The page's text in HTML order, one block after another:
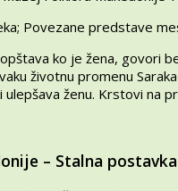
Povezane predstave
ko je žena, govori
životnu promenu
ženu. Krstovi na
– Stalna